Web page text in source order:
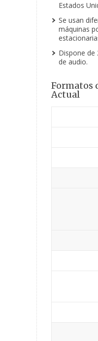
Estados
Se usan
máquinas
Dispone de
de audio.
Formatos
Actual